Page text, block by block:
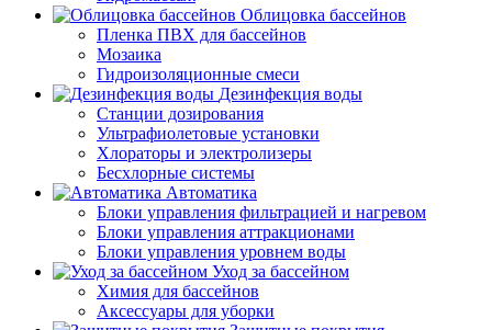
Облицовка бассейнов
Пленка ПВХ для бассейнов
Мозаика
Гидроизоляционные смеси
Дезинфекция воды
Станции дозирования
Ультрафиолетовые установки
Хлораторы и электролизеры
Бесхлорные системы
Автоматика
Блоки управления фильтрацией и нагревом
Блоки управления аттракционами
Блоки управления уровнем воды
Уход за бассейном
Химия для бассейнов
Аксессуары для уборки